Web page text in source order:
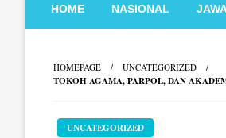
HOME NASIONAL
HOMEPAGE UNCATEGORIZED
TOKOH AGAMA, PARPOL, DAN
UNCATEGORIZED